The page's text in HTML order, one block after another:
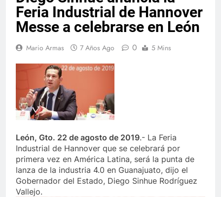
Feria Industrial de Hannover
Messe a celebrarse en León
Mario Armas 7 Años Ago 0 5 Mins
León, Gto. 22 de agosto de 2019.- La Feria
Industrial de Hannover que se celebrará por
primera vez en América Latina, será la punta de
lanza de la industria 4.0 en Guanajuato, dijo el
Gobernador del Estado, Diego Sinhue Rodríguez
Vallejo.